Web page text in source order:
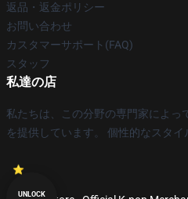
返品・返金ポリシー
お問い合わせ
カスタマーサポート(FAQ)
スタッフ
私達の店
私たちは、この分野の専門家によっ
を提供しています。 個性的なスタイ
UNLOCK